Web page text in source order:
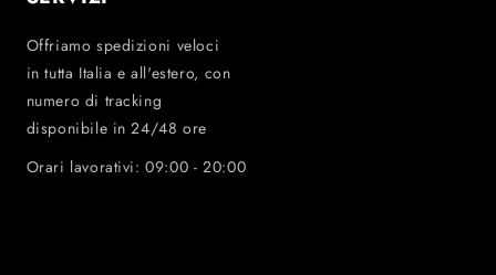
Offriamo spedizioni veloci
in tutta Italia e all'estero, con
numero di tracking
disponibile in 24/48 ore
Orari lavorativi: 09:00 - 20:00